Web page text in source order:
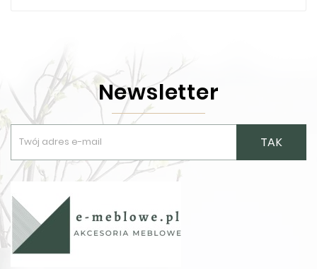
Newsletter
TAK